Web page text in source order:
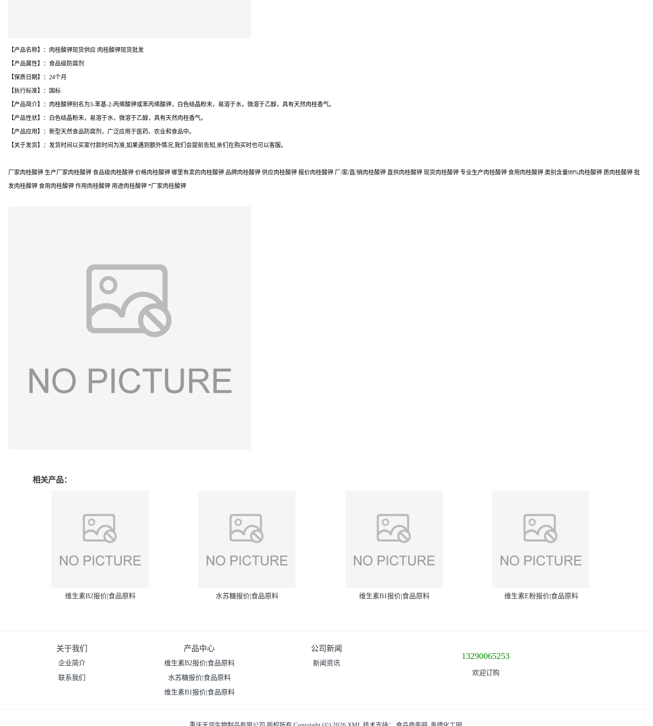
【产品名称】：肉桂酸钾现货供应 肉桂酸钾现货批发
【产品属性】：食品级防腐剂
【保质日期】：24个月
【执行标准】：国标
【产品简介】：肉桂酸钾别名为3-苯基-2-丙烯酸钾或苯丙烯酸钾，白色结晶粉末，易溶于水，微溶于乙醇，具有天然肉桂香气。
【产品性状】：白色结晶粉末，易溶于水，微溶于乙醇，具有天然肉桂香气。
【产品应用】：新型天然食品防腐剂，广泛应用于医药、农业和食品中。
【关于发货】：发货时间以买家付款时间为准,如果遇到额外情况,我们会提前告知,亲们在购买时也可以客服。
厂家肉桂酸钾 生产厂家肉桂酸钾 食品级肉桂酸钾 价格肉桂酸钾 哪里有卖的肉桂酸钾 品牌肉桂酸钾 供应肉桂酸钾 报价肉桂酸钾 厂/家/直/销肉桂酸钾 直供肉桂酸钾 现货肉桂酸钾 专业生产肉桂酸钾 食用肉桂酸钾 类别含量99%肉桂酸钾 质肉桂酸钾 批
发肉桂酸钾 食用肉桂酸钾 作用肉桂酸钾 用途肉桂酸钾 *厂家肉桂酸钾
相关产品：
维生素B2报价|食品原料 水苏糖报价|食品原料 维生素B1报价|食品原料 维生素E粉报价|食品原料
关于我们
企业简介
联系我们
产品中心
维生素B2报价|食品原料
水苏糖报价|食品原料
维生素B1报价|食品原料
公司新闻
新闻资讯
13290065253
欢迎订购